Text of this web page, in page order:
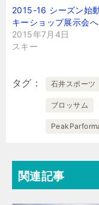
2015-16 シーズン始
キーショップ展示会へ
2015年7月4日
スキー
タグ 石井スポーツ
ブロッサム
関連記事